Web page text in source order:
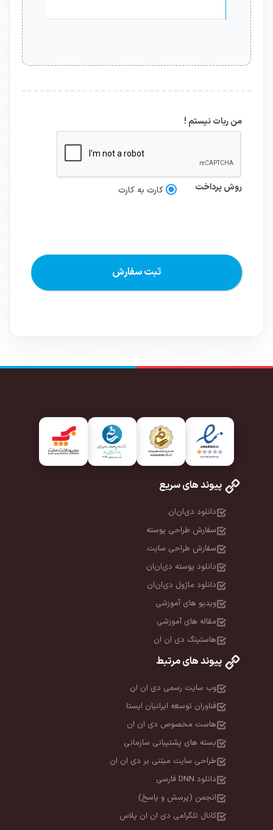
من ربات نیستم !
روش پرداخت کارت به کارت
ثبت سفارش
پیوند های سریع
دانلود دی‌ان‌ان
سفارش طراحی پوسته
سفارش طراحی سایت
دانلود پوسته دی‌ان‌ان
دانلود ماژول دی‌ان‌ان
ویدیو های آموزشی
مقاله های آموزشی
هاستینگ دی ان ان
پیوند های مرتبط
وب سایت رسمی دی ان ان
فناوران توسعه ایرانیان ایستا
هاست مخصوص دی ان ان
بسته های پشتیبانی سازمانی
طراحی سایت مبتنی بر دی ان ان
دانلود DNN فارسی
انجمن (پرسش و پاسخ)
کانال تلگرامی دی ان ان پلاس